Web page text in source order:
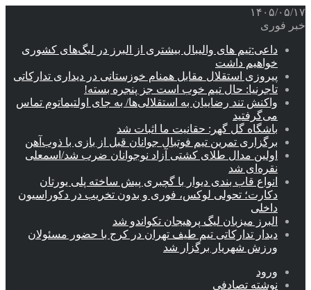
۱۴۰۵/۰۵/۱۷
خبر فوری
داعی:تیم های والیبال بیشتری از البرز در لیگ‌های کشوری
خواهیم داشت
پیروزی استقلال مقابل همنام خوزستانی در دیداری تدارکاتی
تاجرنیا: حال تیم خوب است جز پنجره بسته!
واکنش تند رضاییان به استقلالی‌ها/ به جای اولتیماتوم تماس
می‌گرفتید
باشگاه گل گهر: حقانیت ما اثبات شد
برگزاری تمرین تیم فوتبال جوانان قبل از بازی با ذوب‌آهن
اولین مدال طلای کشتی آزاد نوجوانان ضرب شد/اسمعلی
نقره‌ای شد
انواع قاب بندی دیوار با گچبری پیش ساخته پلی یورتان
دکارت؛ تحولی لوکس، فوری و بدون تخریب در دکوراسیون
داخلی
البرز میزبان لیگ پرهیجان تکواندو شد
دیدار تدارکاتی تیم طیف تهران در کرج با حضور مسئولان
ورزش شهریار برگزار شد
ورود
نوشته تصادفی